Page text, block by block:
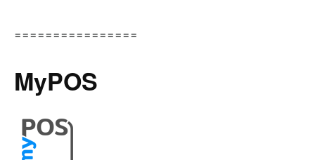
================
MyPOS